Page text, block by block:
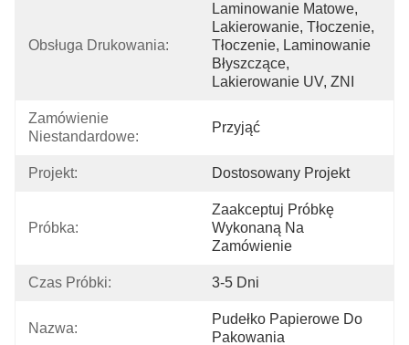
Obsługa Drukowania:
Laminowanie Matowe,
Lakierowanie, Tłoczenie,
Tłoczenie, Laminowanie
Błyszczące,
Lakierowanie UV, ZNI
Zamówienie
Niestandardowe:
Przyjąć
Projekt: Dostosowany Projekt
Próbka:
Zaakceptuj Próbkę
Wykonaną Na
Zamówienie
Czas Próbki: 3-5 Dni
Nazwa:
Pudełko Papierowe Do
Pakowania